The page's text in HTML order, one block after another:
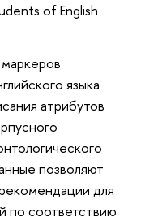
of English
языка
атрибутов
позволяют
для
по соответствию